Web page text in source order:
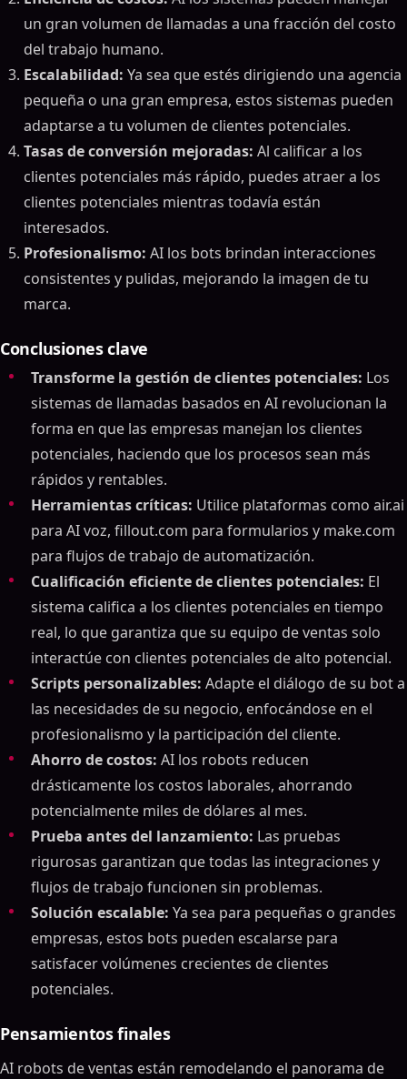
un gran volumen de llamadas a una fracción del costo
del trabajo humano.
Escalabilidad: Ya sea que estés dirigiendo una agencia
pequeña o una gran empresa, estos sistemas pueden
adaptarse a tu volumen de clientes potenciales.
Tasas de conversión mejoradas: Al calificar a los
clientes potenciales más rápido, puedes atraer a los
clientes potenciales mientras todavía están
interesados.
Profesionalismo: AI los bots brindan interacciones
consistentes y pulidas, mejorando la imagen de tu
marca.
Conclusiones clave
Transforme la gestión de clientes potenciales: Los
sistemas de llamadas basados en AI revolucionan la
forma en que las empresas manejan los clientes
potenciales, haciendo que los procesos sean más
rápidos y rentables.
Herramientas críticas: Utilice plataformas como air.ai
para AI voz, fillout.com para formularios y make.com
para flujos de trabajo de automatización.
Cualificación eficiente de clientes potenciales: El
sistema califica a los clientes potenciales en tiempo
real, lo que garantiza que su equipo de ventas solo
interactúe con clientes potenciales de alto potencial.
Scripts personalizables: Adapte el diálogo de su bot a
las necesidades de su negocio, enfocándose en el
profesionalismo y la participación del cliente.
Ahorro de costos: AI los robots reducen
drásticamente los costos laborales, ahorrando
potencialmente miles de dólares al mes.
Prueba antes del lanzamiento: Las pruebas
rigurosas garantizan que todas las integraciones y
flujos de trabajo funcionen sin problemas.
Solución escalable: Ya sea para pequeñas o grandes
empresas, estos bots pueden escalarse para
satisfacer volúmenes crecientes de clientes
potenciales.
Pensamientos finales
AI robots de ventas están remodelando el panorama de